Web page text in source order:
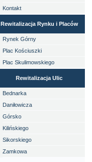
Kontakt
Rewitalizacja Rynku i Placów
Rynek Górny
Plac Kościuszki
Plac Skulimowskiego
Rewitalizacja Ulic
Bednarka
Daniłowicza
Górsko
Kilińskiego
Sikorskiego
Zamkowa